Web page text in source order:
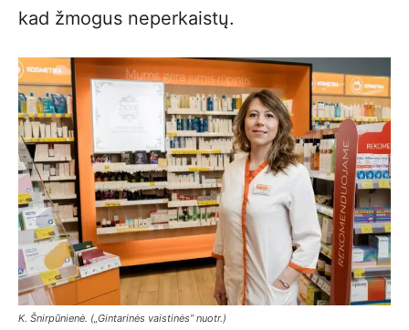
kad žmogus neperkaistų.
K. Šnirpūnienė. („Gintarinės vaistinės” nuotr.)